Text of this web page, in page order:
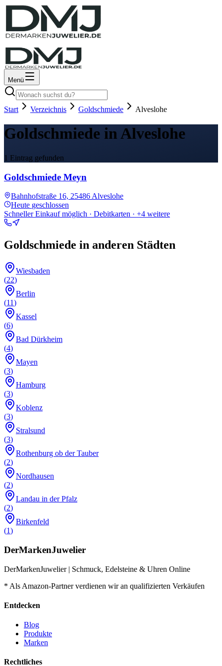
Menü
Start Verzeichnis Goldschmiede Alveslohe
Goldschmiede in Alveslohe
1 Eintrag gefunden
Goldschmiede Meyn
Bahnhofstraße 16, 25486 Alveslohe
Heute geschlossen
Schneller Einkauf möglich · Debitkarten · +4 weitere
Goldschmiede in anderen Städten
Wiesbaden
(22)
Berlin
(11)
Kassel
(6)
Bad Dürkheim
(4)
Mayen
(3)
Hamburg
(3)
Koblenz
(3)
Stralsund
(3)
Rothenburg ob der Tauber
(2)
Nordhausen
(2)
Landau in der Pfalz
(2)
Birkenfeld
(1)
DerMarkenJuwelier
DerMarkenJuwelier | Schmuck, Edelsteine & Uhren Online
* Als Amazon-Partner verdienen wir an qualifizierten Verkäufen
Entdecken
Blog
Produkte
Marken
Rechtliches